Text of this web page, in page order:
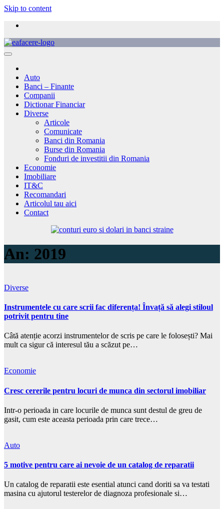
Skip to content
Auto
Banci – Finante
Companii
Dictionar Financiar
Diverse
Articole
Comunicate
Banci din Romania
Burse din Romania
Fonduri de investitii din Romania
Economie
Imobiliare
IT&C
Recomandari
Articolul tau aici
Contact
An: 2019
Diverse
Instrumentele cu care scrii fac diferența! Învață să alegi stiloul
potrivit pentru tine
Câtă atenție acorzi instrumentelor de scris pe care le folosești? Mai
mult ca sigur că interesul tău a scăzut pe…
Economie
Cresc cererile pentru locuri de munca din sectorul imobiliar
Intr-o perioada in care locurile de munca sunt destul de greu de
gasit, cum este aceasta perioada prin care trece…
Auto
5 motive pentru care ai nevoie de un catalog de reparatii
Un catalog de reparatii este esential atunci cand doriti sa va testati
masina cu ajutorul testerelor de diagnoza profesionale si…